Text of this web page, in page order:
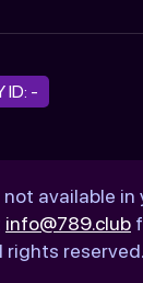
ID: -
not available in
info@789.club
rights reserved.